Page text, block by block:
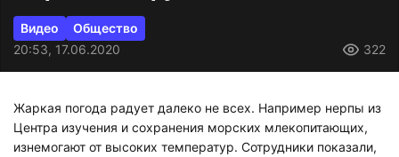
Видео
Общество
20:53, 17.06.2020
322
Жаркая погода радует далеко не всех. Например нерпы из
Центра изучения и сохранения морских млекопитающих,
изнемогают от высоких температур. Сотрудники показали,